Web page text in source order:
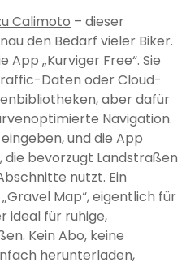
Calimoto – dieser
den Bedarf vieler Biker.
„Kurviger Free“. Sie
Daten oder Cloud-
aber dafür
Navigation.
und die App
bevorzugt Landstraßen
nutzt. Ein
Map“, eigentlich für
ideal für ruhige,
Kein Abo, keine
herunterladen,